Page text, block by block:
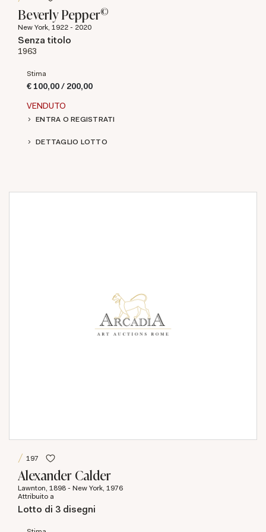
Beverly Pepper©
New York, 1922 - 2020
Senza titolo
1963
Stima
€ 100,00 / 200,00
VENDUTO
ENTRA O REGISTRATI
DETTAGLIO LOTTO
197
Alexander Calder
Lawnton, 1898 - New York, 1976
Attribuito a
Lotto di 3 disegni